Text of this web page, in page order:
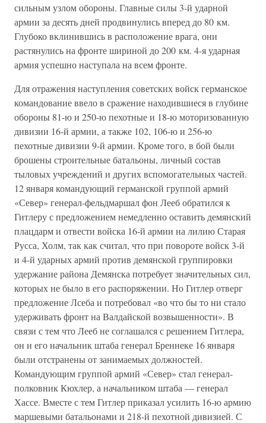
сильным узлом обороны. Главные силы 3-й ударной
армии за десять дней продвинулись вперед до 80 км.
Глубоко вклинившись в расположение врага, они
растянулись на фронте шириной до 200 км. 4-я ударная
армия успешно наступала на всем фронте.
Для отражения наступления советских войск германское
командование ввело в сражение находившиеся в глубине
обороны 81-ю и 250-ю пехотные и 18-ю моторизованную
дивизии 16-й армии, а также 102, 106-ю и 256-ю
пехотные дивизии 9-й армии. Кроме того, в бой были
брошены строительные батальоны, личный состав
тыловых учреждений и других вспомогательных частей.
12 января командующий германской группой армий
«Север» генерал-фельдмаршал фон Лееб обратился к
Гитлеру с предложением немедленно оставить демянский
плацдарм и отвести войска 16-й армии на лилию Старая
Русса, Холм, так как считал, что при повороте войск 3-й
и 4-й ударных армий против демянской группировки
удержание района Демянска потребует значительных сил,
которых не было в его распоряжении. Но Гитлер отверг
предложение Лсеба и потребовал «во что бы то ни стало
удерживать фронт на Валдайской возвышенности». В
связи с тем что Лееб не соглашался с решением Гитлера,
он и его начальник штаба генерал Бреннеке 16 января
были отстранены от занимаемых должностей.
Командующим группой армий «Север» стал генерал-
полковник Кюхлер, а начальником штаба — генерал
Хассе. Вместе с тем Гитлер приказал усилить 16-ю армию
маршевыми батальонами и 218-й пехотной дивизией. С